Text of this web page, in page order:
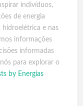
indivíduos,
de energia
hidroelétrica e nas
informações
informadas
para explorar o
by Energias